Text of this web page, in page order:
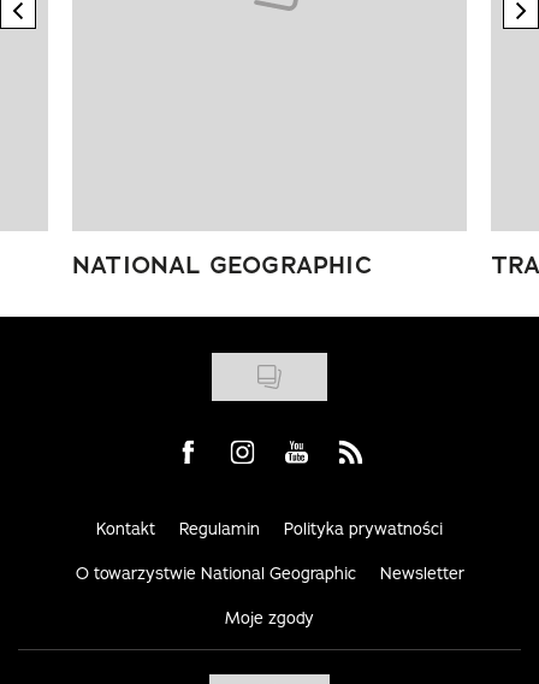
previous element
NATIONAL GEOGRAPHIC
Visit us on Facebook
Visit us on Instagram
Visit us on Youtube
Visit us on Rss
Kontakt Regulamin Polityka prywatności
O towarzystwie National Geographic Newsletter
Moje zgody